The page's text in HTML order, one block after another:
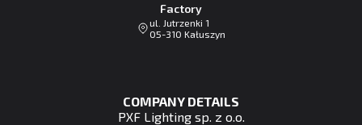
Factory
ul. Jutrzenki 1
05-310 Kałuszyn
COMPANY DETAILS
PXF Lighting sp. z o.o.